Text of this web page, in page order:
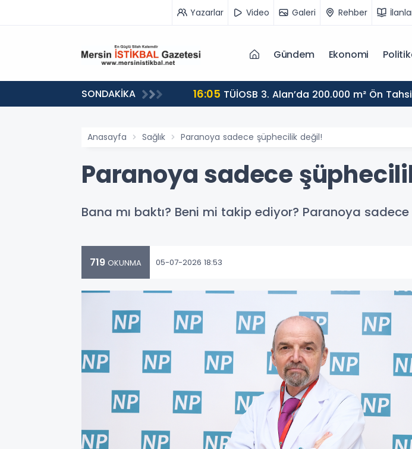
Yazarlar Video Galeri Rehber
Gündem Ekonomi
SONDAKİKA 16:05 TÜİOSB 3. Alan’da 200.000 m² Ön
Anasayfa Sağlık Paranoya sadece şüphecilik değil!
Paranoya sadece
Bana mı baktı? Beni mi takip ediyor? Paranoya
719 OKUNMA 05-07-2026 18:53